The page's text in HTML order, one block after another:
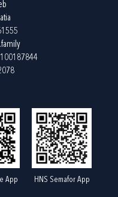
App HNS Semafor App